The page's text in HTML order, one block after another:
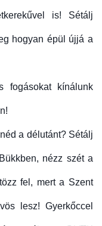
is! Sétálj
hogyan épül újjá a
fogásokat kínálunk
a délutánt? Sétálj
nézz szét a
fel, mert a Szent
lesz! Gyerkőccel